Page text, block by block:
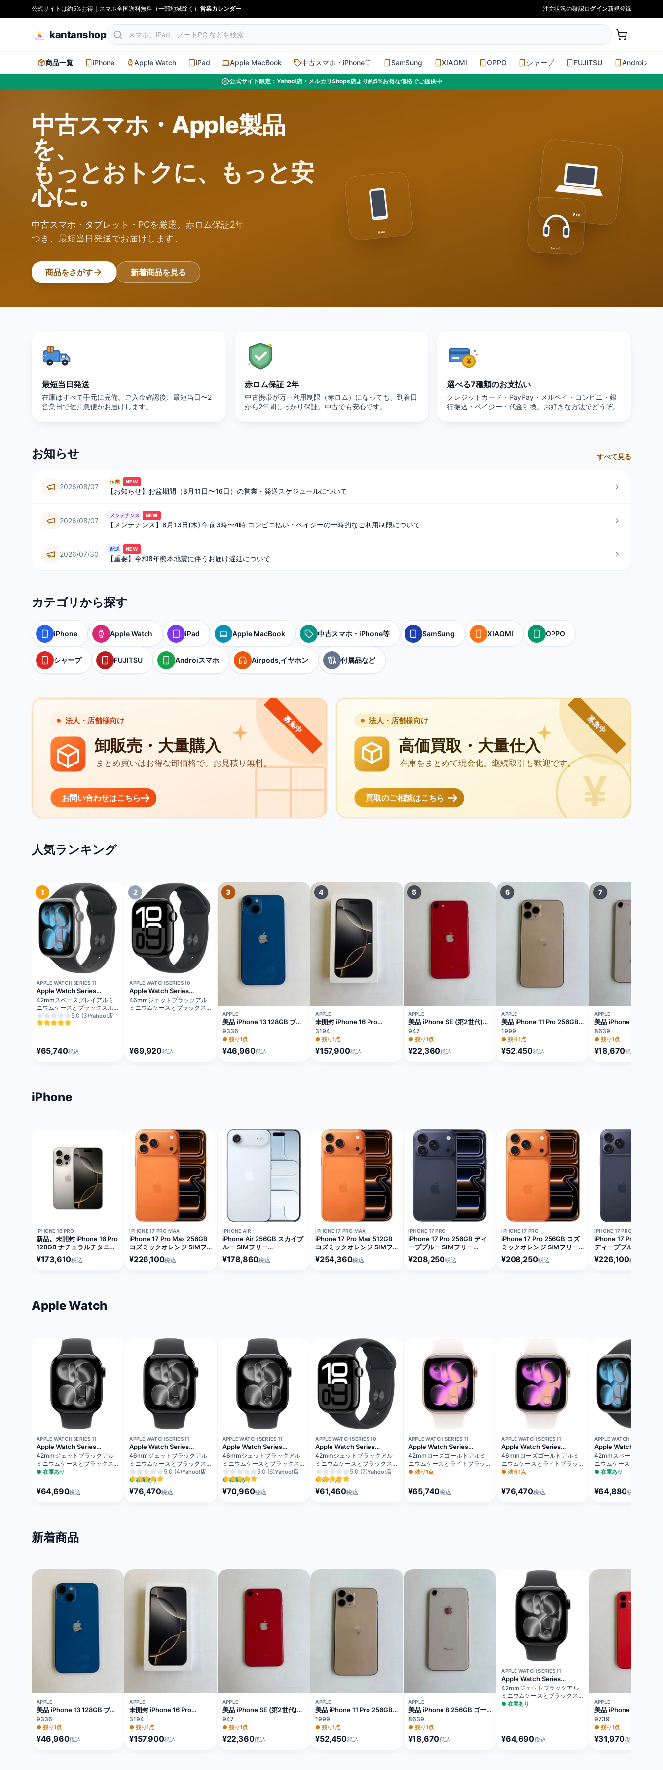
公式サイトは約5%お得｜スマホ全国送料無料（一部地域除く） 営業カレンダー 注文状況の確認ログイン新規登録
kantanshop
商品一覧 iPhone Apple Watch iPad Apple MacBook 中古スマホ・iPhone等 SamSung XIAOMI OPPO シャープ FUJITSU Androiスマ
公式サイト限定：Yahoo!店・メルカリShops店より約5%お得な価格でご提供中
中古スマホ・Apple製品
を、
もっとおトクに、もっと安
心に。
中古スマホ・タブレット・PCを厳選。赤ロム保証2年
つき、最短当日発送でお届けします。
商品をさがす 新着商品を見る
Pro
Max
Sound
最短当日発送
在庫はすべて手元に完備。ご入金確認後、最短当日〜2
営業日で佐川急便がお届けします。
赤ロム保証 2年
中古携帯が万一利用制限（赤ロム）になっても、到着日
から2年間しっかり保証。中古でも安心です。
選べる7種類のお支払い
クレジットカード・PayPay・メルペイ・コンビニ・銀
行振込・ペイジー・代金引換。お好きな方法でどうぞ。
お知らせ すべて見る
2026/08/07
休業 NEW
【お知らせ】お盆期間（8月11日〜16日）の営業・発送スケジュールについて
2026/08/07
メンテナンス NEW
【メンテナンス】8月13日(木) 午前3時〜4時 コンビニ払い・ペイジーの一時的なご利用制限について
2026/07/30
配送 NEW
【重要】令和8年熊本地震に伴うお届け遅延について
カテゴリから探す
iPhone Apple Watch iPad Apple MacBook 中古スマホ・iPhone等 SamSung XIAOMI OPPO
シャープ FUJITSU Androiスマホ Airpods,イヤホン 付属品など
人気ランキング
1
在庫切れ
APPLE WATCH SERIES 11
Apple Watch Series
11（GPSモデル）
42mmスペースグレイアルミ
ニウムケースとブラックスポー
ツバンド - S/M MEQW4J/A
5.0 (3)Yahoo!店
¥65,740税込
2
在庫切れ
APPLE WATCH SERIES 10
Apple Watch Series
10（GPS + Cellularモデル）
46mmジェットブラックアル
ミニウムケースとブラックスポ
¥69,920税込
3
APPLE
美品 iPhone 13 128GB ブル
ー バッテリー84%
MLNG3J/A
9336
● 残り1点
¥46,960税込
4
APPLE
未開封 iPhone 16 Pro
128GB ナチュラルチタニウ
ム バッテリー100%
MYMY3J/A
3194
●残り1点
¥157,900税込
5
APPLE
美品 iPhone SE (第2世代)
64GB レッド バッテリー
81% MX9U2J/A
947
● 残り1点
¥22,360税込
6
APPLE
美品 iPhone 11 Pro 256GB
ゴールド バッテリー73%
MWC92J/A
1999
●残り1点
¥52,450税込
7
APPLE
美品 iPhone 8 256GB
ルド バッテリー75%
MQ862J/A
8639
● 残り1点
¥18,670税込
iPhone
IPHONE 16 PRO
新品。未開封 iPhone 16 Pro
128GB ナチュラルチタニウ
ム SIMフリー [MYMY3J/A]
¥173,610税込
IPHONE 17 PRO MAX
iPhone 17 Pro Max 256GB
コズミックオレンジ SIMフ
リー [MFY94J/A]
¥226,100税込
IPHONE AIR
iPhone Air 256GB スカイブ
ルー SIMフリー
[MG2A4J/A]
¥178,860税込
IPHONE 17 PRO MAX
iPhone 17 Pro Max 512GB
コズミックオレンジ SIMフ
リー [MFYD4J/A]
¥254,360税込
IPHONE 17 PRO
iPhone 17 Pro 256GB ディ
ープブルー SIMフリー
[MG874J/A]
¥208,250税込
IPHONE 17 PRO
iPhone 17 Pro 256GB コズ
ミックオレンジ SIMフリー
[MG864J/A]
¥208,250税込
IPHONE 17 PRO MAX
iPhone 17 Pro Max
ディープブルー SIMフ
[MFYA4J/A]
¥226,100税込
Apple Watch
APPLE WATCH SERIES 11
Apple Watch Series
11（GPSモデル）
42mmジェットブラックアル
ミニウムケースとブラックスポ
ーツバンド - M/L MEQU4J/A
● 在庫あり
¥64,690税込
APPLE WATCH SERIES 11
Apple Watch Series
11（GPS + Cellularモデル）
46mmジェットブラックアル
ミニウムケースとブラックスポ
ーツバンド - S/M MFC24J/A
5.0 (4)Yahoo!店
●在庫あり
¥76,470税込
APPLE WATCH SERIES 11
Apple Watch Series
11（GPSモデル）
46mmジェットブラックアル
ミニウムケースとブラックスポ
ーツバンド - M/L MEUX4J/A
5.0 (6)Yahoo!店
●在庫あり
¥70,960税込
APPLE WATCH SERIES 10
Apple Watch Series
10（GPSモデル）
42mmジェットブラックアル
ミニウムケースとブラックスポ
ーツバンド - M/L
MWWF3J/A
5.0 (7)Yahoo!店
●残り1点
¥61,460税込
APPLE WATCH SERIES 11
Apple Watch Series
11（GPSモデル）
42mmローズゴールドアルミ
ニウムケースとライトブラッシ
ュスポーツバンド - M/L
● 残り1点
¥65,740税込
APPLE WATCH SERIES 11
Apple Watch Series
11（GPS + Cellularモデル）
46mmローズゴールドアルミ
ニウムケースとライトブラッシ
ュスポーツバンド - M/L
●残り1点
¥76,470税込
APPLE WATCH SERIES 11
Apple Watch Series
11（GPSモデル）
42mmスペースグレイア
ニウムケースとブラック
ツバンド - M/L
● 在庫あり
¥64,880税込
新着商品
APPLE
美品 iPhone 13 128GB ブル
ー バッテリー84%
MLNG3J/A
9336
● 残り1点
¥46,960税込
APPLE
未開封 iPhone 16 Pro
128GB ナチュラルチタニウ
ム バッテリー100%
MYMY3J/A
3194
●残り1点
¥157,900税込
APPLE
美品 iPhone SE (第2世代)
64GB レッド バッテリー
81% MX9U2J/A
947
● 残り1点
¥22,360税込
APPLE
美品 iPhone 11 Pro 256GB
ゴールド バッテリー73%
MWC92J/A
1999
●残り1点
¥52,450税込
APPLE
美品 iPhone 8 256GB ゴー
ルド バッテリー75%
MQ862J/A
8639
● 残り1点
¥18,670税込
APPLE WATCH SERIES 11
Apple Watch Series
11（GPSモデル）
42mmジェットブラックアル
ミニウムケースとブラックスポ
ーツバンド - M/L MEQU4J/A
●在庫あり
¥64,690税込
APPLE
美品 iPhone 12 128GB
ド バッテリー70%
MGHW3J/A
9739
● 残り1点
¥31,970税込